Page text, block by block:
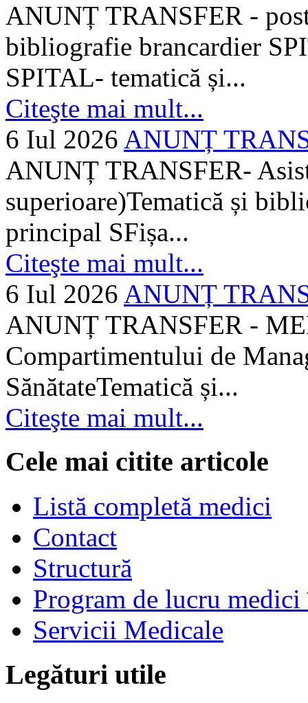
ANUNȚ TRANSFER -
bibliografie brancardier
SPITAL- tematică și...
Citeşte mai mult...
6 Iul 2026 ANUNȚ
ANUNȚ TRANSFER-
superioare)Tematică și
principal SFișa...
Citeşte mai mult...
6 Iul 2026 ANUNȚ
ANUNȚ TRANSFER -
Compartimentului de
SănătateTematică și...
Citeşte mai mult...
Cele mai citite articole
Listă completă medici
Contact
Structură
Program de lucru
Servicii Medicale
Legături utile